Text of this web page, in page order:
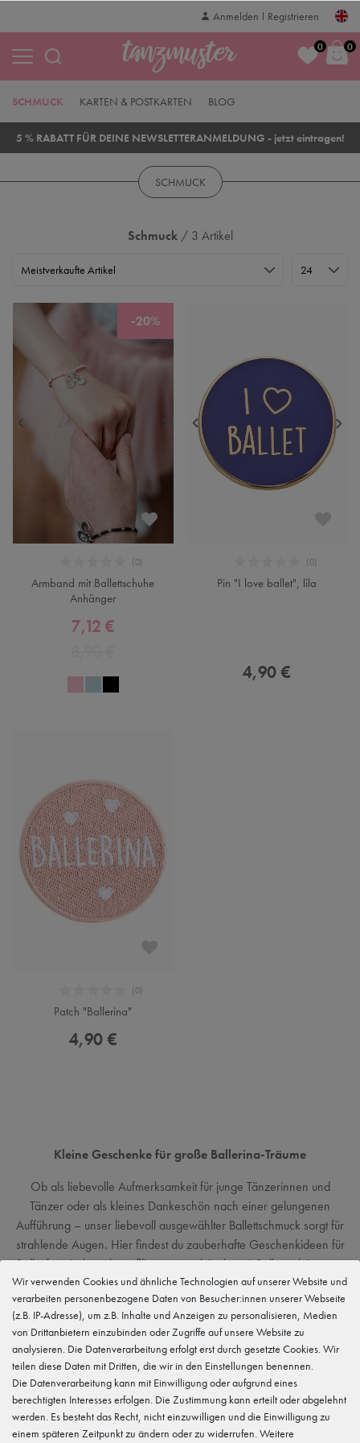
Anmelden Registrieren
0 0
KARTEN & POSTKARTEN
SCHMUCK BLOG
5 % RABATT FÜR DEINE NEWSLETTERANMELDUNG - jetzt eintragen!
SCHMUCK
Schmuck/ 3 Artikel
-20%
Armband mit Ballettschuhe
Anhänger
7,12 €
Pin "I love ballet", lila
4,90 €
Patch "Ballerina"
4,90 €
Kleine Geschenke für große Ballerina-Träume
Ob als liebevolle Aufmerksamkeit für junge Tänzerinnen und
Tänzer oder als kleines Dankeschön nach einer gelungenen
Aufführung – unser liebevoll ausgewählter Ballettschmuck sorgt für
strahlende Augen. Hier findest du zauberhafte Geschenkideen für
Ballettfans jeden Alters: filigrane Armbänder mit Ballettanhängern,
süße Pins für Rucksäcke und Mäppchen, glänzende
Schlüsselanhänger oder detailverliebte Patches mit Tanzmotiven.
Ideal zum Verschenken, Sammeln oder Selbstbehalten!
Unsere Accessoires sind nicht nur optisch ein Highlight – sie zeigen
Zugehörigkeit zur Tanzwelt und begleiten Kinder, Jugendliche und
Erwachsene durch den Ballettalltag und darüber hinaus. Ob zum
Geburtstag, zur bestandenen Prüfung oder einfach zwischendurch
– mit unseren Schmuckstücken bereitest du garantiert eine Freude.
Wir verwenden Cookies und ähnliche Technologien auf unserer Website und
verarbeiten personenbezogene Daten von Besucher:innen unserer Webseite
(z.B. IP-Adresse), um z.B. Inhalte und Anzeigen zu personalisieren, Medien
von Drittanbietern einzubinden oder Zugriffe auf unsere Website zu
analysieren. Die Datenverarbeitung erfolgt erst durch gesetzte Cookies. Wir
teilen diese Daten mit Dritten, die wir in den Einstellungen benennen.
Die Datenverarbeitung kann mit Einwilligung oder aufgrund eines
berechtigten Interesses erfolgen. Die Zustimmung kann erteilt oder abgelehnt
werden. Es besteht das Recht, nicht einzuwilligen und die Einwilligung zu
einem späteren Zeitpunkt zu ändern oder zu widerrufen. Weitere